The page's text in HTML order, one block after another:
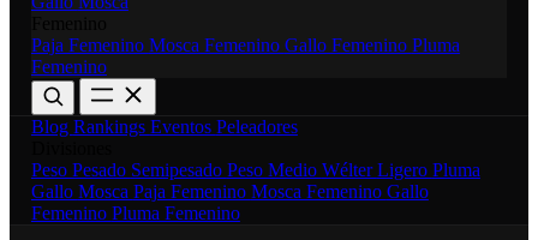
Paja Femenino Mosca Femenino Gallo Femenino Pluma
Femenino
Blog Rankings Eventos Peleadores
Peso Pesado Semipesado Peso Medio WélterLigero Pluma
Gallo Mosca Paja Femenino Mosca Femenino Gallo
Femenino Pluma Femenino